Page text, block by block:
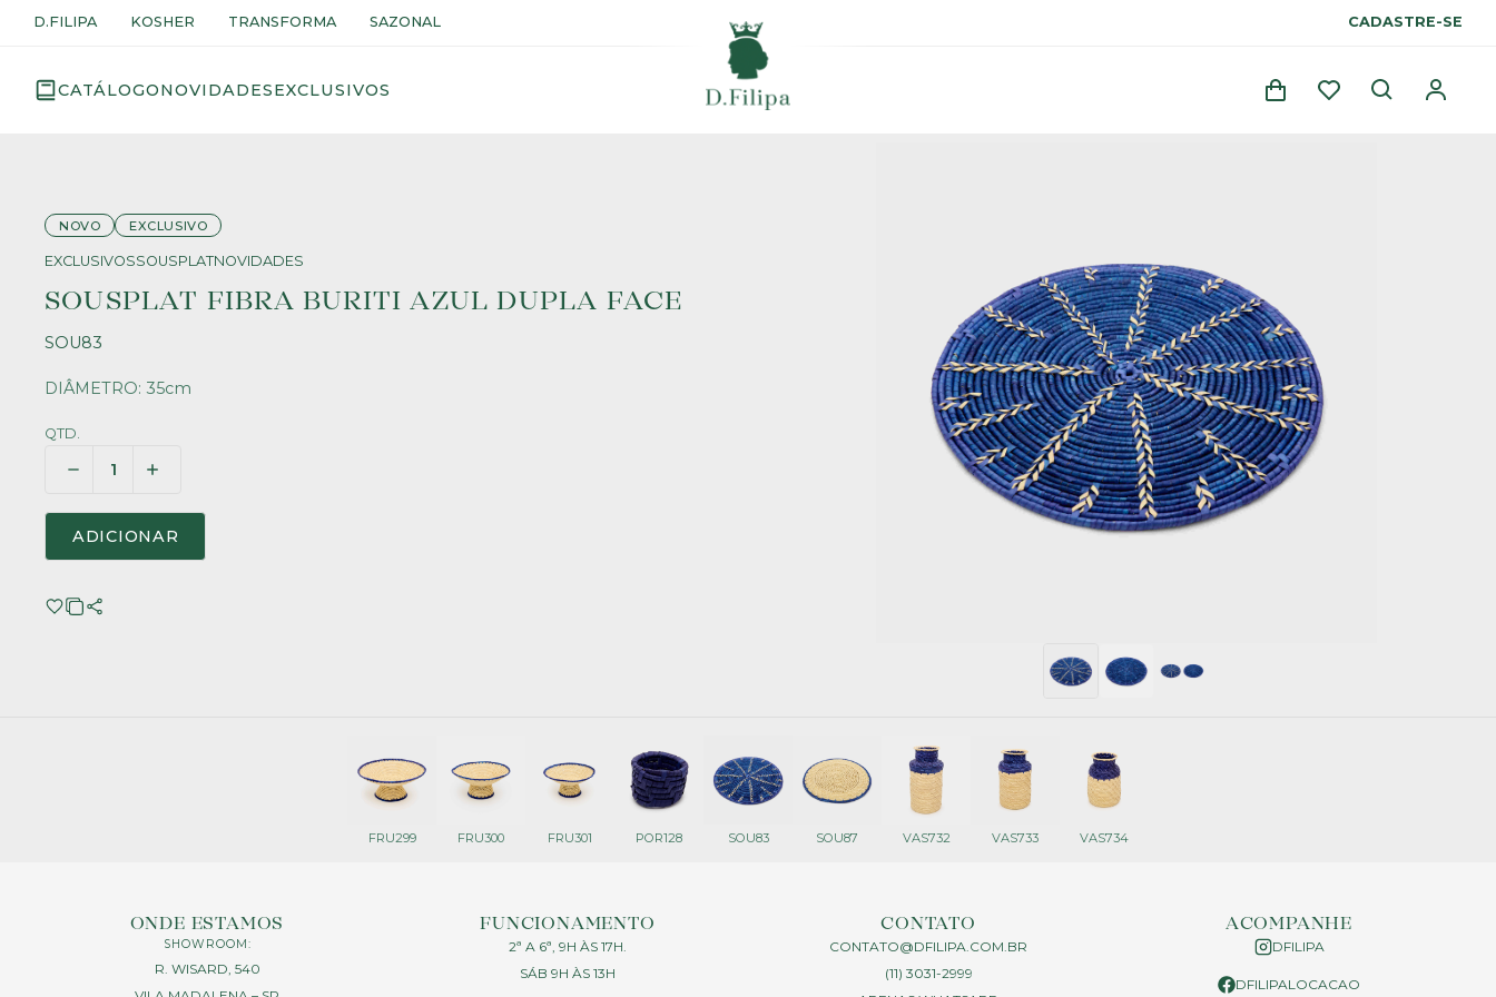
D.FILIPA KOSHER TRANSFORMA SAZONAL CADASTRE-SE
CATÁLOGONOVIDADESEXCLUSIVOS
NOVO EXCLUSIVO
EXCLUSIVOSSOUSPLATNOVIDADES
SOUSPLAT FIBRA BURITI AZUL DUPLA FACE
SOU83
DIÂMETRO: 35cm
QTD.
ADICIONAR
FRU299 FRU300 FRU301 POR128 SOU83 SOU87 VAS732 VAS733 VAS734
ONDE ESTAMOS
SHOWROOM:
R. WISARD, 540
FUNCIONAMENTO
2ª A 6ª, 9H ÀS 17H.
SÁB 9H ÀS 13H
CONTATO
CONTATO@DFILIPA.COM.BR
(11) 3031-2999
ACOMPANHE
DFILIPA
DFILIPALOCACAO